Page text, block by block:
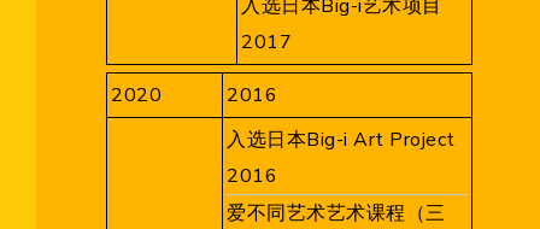
入选日本Big-i艺术项目
2017
2020
2016
入选日本Big-i Art Project
2016
爱不同艺术艺术课程（三